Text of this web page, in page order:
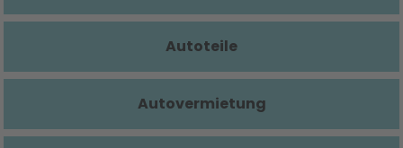
Autoteile
Autovermietung